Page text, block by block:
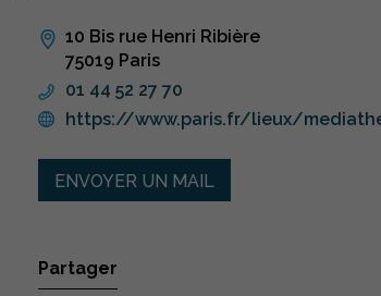
10 Bis rue Henri Ribière
75019 Paris
01 44 52 27 70
https://www.paris.fr/lieux/
ENVOYER UN MAIL
Partager